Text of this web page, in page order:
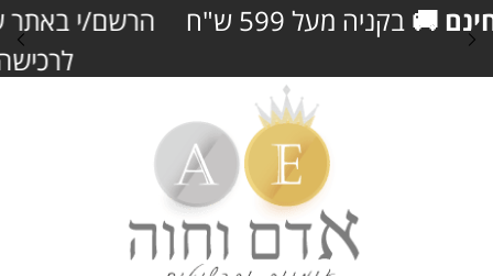
הרשם/י באתר שלנו וקבל/י5% הנחה
וצבירת נקודות כסף